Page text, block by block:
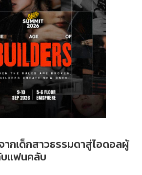
ากเด็กสาวธรรมดาสู่ไอดอลผู้
แฟนคลับ